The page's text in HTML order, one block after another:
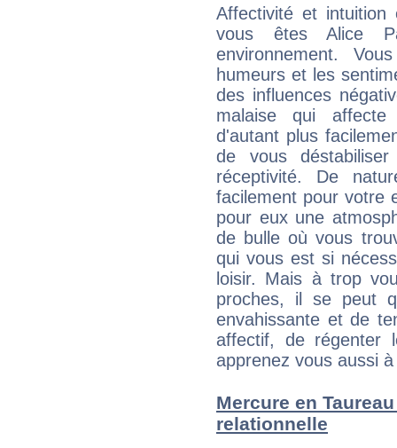
Affectivité et intuition
vous êtes Alice
environnement.
humeurs et les
des influences
malaise qui
d'autant plus
de vous
réceptivité. De
facilement pour votre
pour eux une
de bulle où vous
qui vous est si
loisir. Mais à trop
proches, il se peut
envahissante et de
affectif, de régenter
apprenez vous aussi
Mercure en
relationnelle